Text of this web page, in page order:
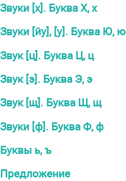
Звуки [х]. Буква X, х
Звуки [йу], [у]. Буква Ю, ю
Звук [ц]. Буква Ц, ц
Звук [э]. Буква Э, э
Звук [щ]. Буква Щ, щ
Звуки [ф]. Буква Ф, ф
Буквы ь, ъ
Предложение